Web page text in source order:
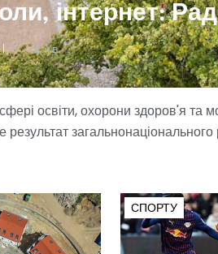
інтернет:
2 Хв.
освіти, охорони здоров'я та
загальнонаціонального
СПОРТУ